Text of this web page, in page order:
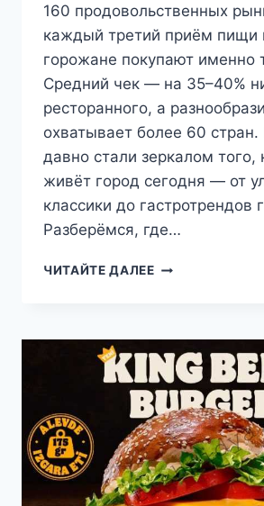
160 продовольственных
каждый третий приём пищи
горожане покупают именно
Средний чек — на 35–40%
ресторанного, а
охватывает более 60
давно стали зеркалом того,
живёт город сегодня — от
классики до гастротрендов
Разберёмся, где…
ЧИТАЙТЕ ДАЛЕЕЛУЧШИЕ
В
2026
ГОДУ:
ГДЕ
ЕСТЬ
КАК
МЕСТНЫЙ